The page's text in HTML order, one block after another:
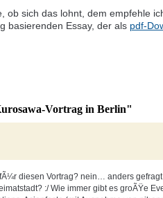
ob sich das lohnt, dem empfehle
basierenden Essay, der als pdf-
Vortrag in Berlin"
diesen Vortrag? nein… anders
:/ Wie immer gibt es groÃŸe